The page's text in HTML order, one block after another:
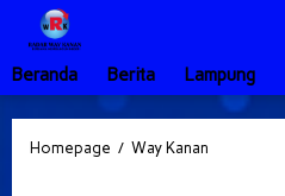
Lewati
konten
Beranda
Berita Lampung
Homepage / Way Kanan